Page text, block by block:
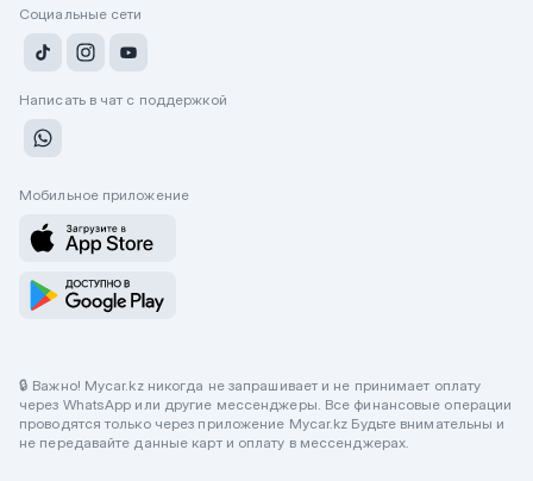
Социальные сети
Написать в чат с поддержкой
Мобильное приложение
🔒 Важно! Mycar.kz никогда не запрашивает и не принимает оплату
через WhatsApp или другие мессенджеры. Все финансовые операции
проводятся только через приложение Mycar.kz Будьте внимательны и
не передавайте данные карт и оплату в мессенджерах.